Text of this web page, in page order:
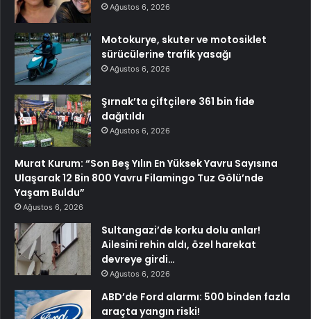
Ağustos 6, 2026
Motokurye, skuter ve motosiklet
sürücülerine trafik yasağı
Ağustos 6, 2026
Şırnak’ta çiftçilere 361 bin fide
dağıtıldı
Ağustos 6, 2026
Murat Kurum: “Son Beş Yılın En Yüksek Yavru Sayısına
Ulaşarak 12 Bin 800 Yavru Filamingo Tuz Gölü’nde
Yaşam Buldu”
Ağustos 6, 2026
Sultangazi’de korku dolu anlar!
Ailesini rehin aldı, özel harekat
devreye girdi…
Ağustos 6, 2026
ABD’de Ford alarmı: 500 binden fazla
araçta yangın riski!